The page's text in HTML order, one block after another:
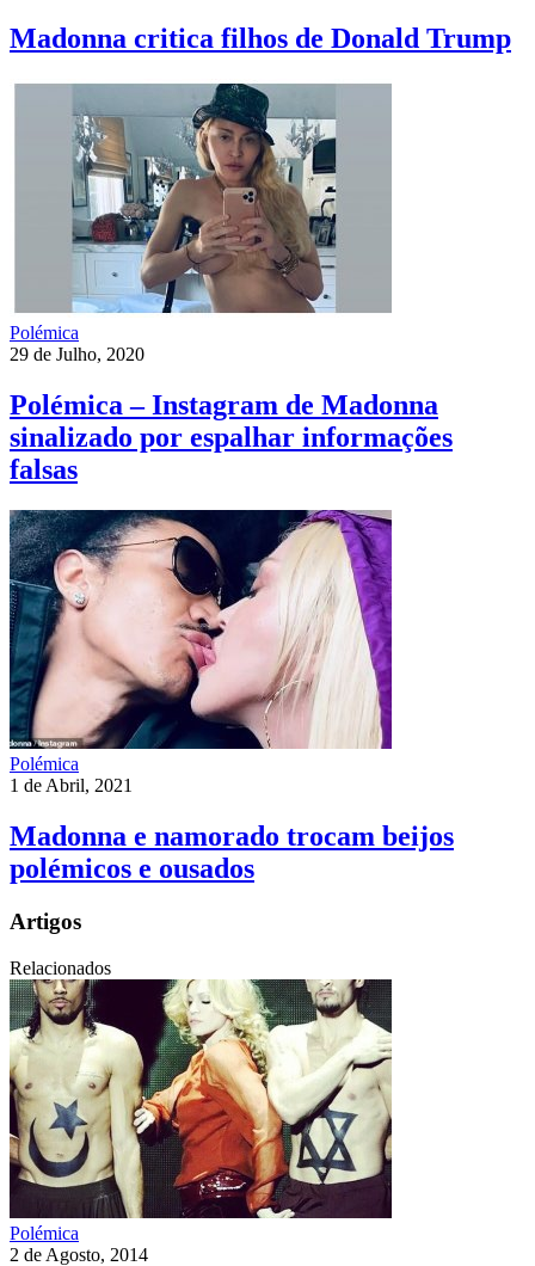
Madonna critica filhos de Donald Trump
Polémica
29 de Julho, 2020
Polémica – Instagram de Madonna
sinalizado por espalhar informações
falsas
Polémica
1 de Abril, 2021
Madonna e namorado trocam beijos
polémicos e ousados
Artigos
Relacionados
Polémica
2 de Agosto, 2014